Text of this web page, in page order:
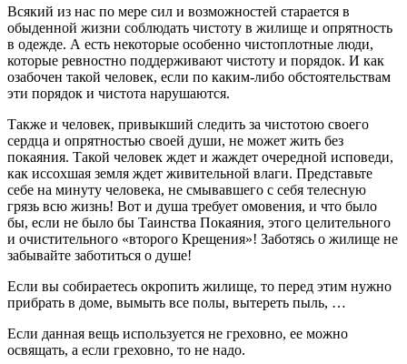
Всякий из нас по мере сил и возможностей старается в
обыденной жизни соблюдать чистоту в жилище и опрятность
в одежде. А есть некоторые особенно чистоплотные люди,
которые ревностно поддерживают чистоту и порядок. И как
озабочен такой человек, если по каким-либо обстоятельствам
эти порядок и чистота нарушаются.
Также и человек, привыкший следить за чистотою своего
сердца и опрятностью своей души, не может жить без
покаяния. Такой человек ждет и жаждет очередной исповеди,
как иссохшая земля ждет живительной влаги. Представьте
себе на минуту человека, не смывавшего с себя телесную
грязь всю жизнь! Вот и душа требует омовения, и что было
бы, если не было бы Таинства Покаяния, этого целительного
и очистительного «второго Крещения»! Заботясь о жилище не
забывайте заботиться о душе!
Если вы собираетесь окропить жилище, то перед этим нужно
прибрать в доме, вымыть все полы, вытереть пыль, …
Если данная вещь используется не греховно, ее можно
освящать, а если греховно, то не надо.